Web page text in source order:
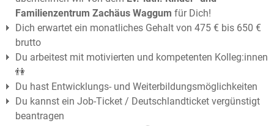
Familienzentrum Zachäus Waggum für Dich!
Dich erwartet ein monatliches Gehalt von 475 € bis 650 €
brutto
Du arbeitest mit motivierten und kompetenten Kolleg:innen
👫
Du hast Entwicklungs- und Weiterbildungsmöglichkeiten
Du kannst ein Job-Ticket / Deutschlandticket vergünstigt
beantragen